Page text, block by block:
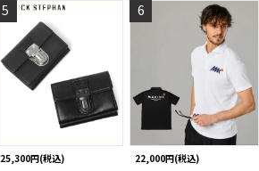
5
25,300円(税込)
6
22,000円(税込)